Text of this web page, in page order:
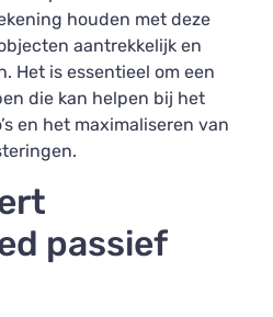
houden met deze
aantrekkelijk en
Het is essentieel om een
die kan helpen bij het
en het maximaliseren van
passief